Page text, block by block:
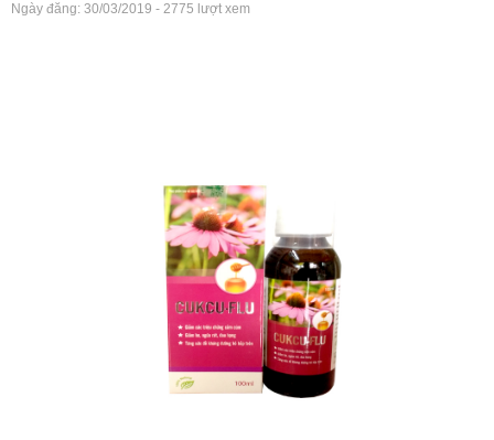
Ngày đăng: 30/03/2019 - 2775 lượt xem